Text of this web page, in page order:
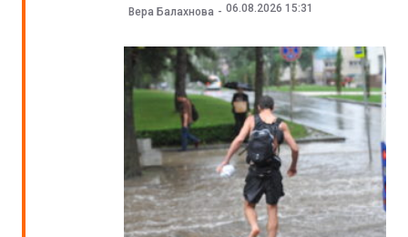
Вера Балахнова 06.08.2026 15:31